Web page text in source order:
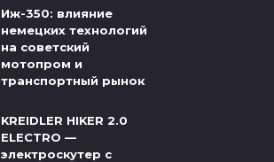
Иж-350: влияние
немецких технологий
на советский
мотопром и
транспортный рынок
KREIDLER HIKER 2.0
ELECTRO —
электроскутер с